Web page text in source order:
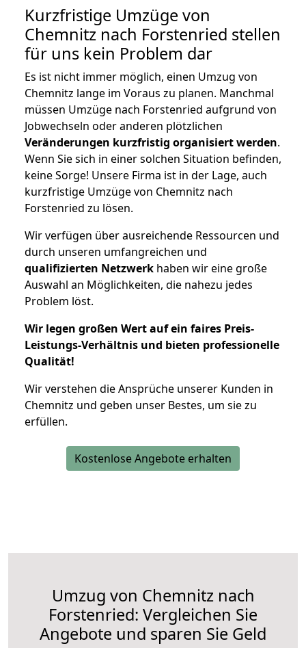
Kurzfristige Umzüge von
Chemnitz nach Forstenried stellen
für uns kein Problem dar
Es ist nicht immer möglich, einen Umzug von
Chemnitz lange im Voraus zu planen. Manchmal
müssen Umzüge nach Forstenried aufgrund von
Jobwechseln oder anderen plötzlichen
Veränderungen kurzfristig organisiert werden.
Wenn Sie sich in einer solchen Situation befinden,
keine Sorge! Unsere Firma ist in der Lage, auch
kurzfristige Umzüge von Chemnitz nach
Forstenried zu lösen.
Wir verfügen über ausreichende Ressourcen und
durch unseren umfangreichen und
qualifizierten Netzwerk haben wir eine große
Auswahl an Möglichkeiten, die nahezu jedes
Problem löst.
Wir legen großen Wert auf ein faires Preis-
Leistungs-Verhältnis und bieten professionelle
Qualität!
Wir verstehen die Ansprüche unserer Kunden in
Chemnitz und geben unser Bestes, um sie zu
erfüllen.
Kostenlose Angebote erhalten
Umzug von Chemnitz nach
Forstenried: Vergleichen Sie
Angebote und sparen Sie Geld